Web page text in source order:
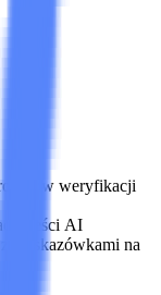
weryfikacji
treści AI
wskazówkami na